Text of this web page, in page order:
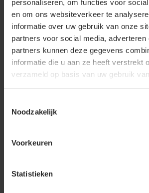
personaliseren, om functies voor
en om ons websiteverkeer te
informatie over uw gebruik van onze
partners voor social media, adverteren
partners kunnen deze gegevens
informatie die u aan ze heeft verstrekt
verzameld op basis van uw gebruik
Noodzakelijk
Voorkeuren
Statistieken
Ontwerp de
hoodie voor elke
schoolproject, sportevenement, of een
Jobo Promotions kun je hoodies laten
kleuren tot creatieve ontwerpen, we
een unieke look te creëren voor de
Waarom bedrukte